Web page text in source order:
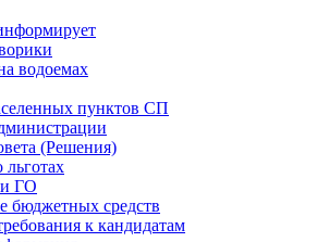
водоемах
пунктов СП
(Решения)
ГО
бюджетных средств
к кандидатам